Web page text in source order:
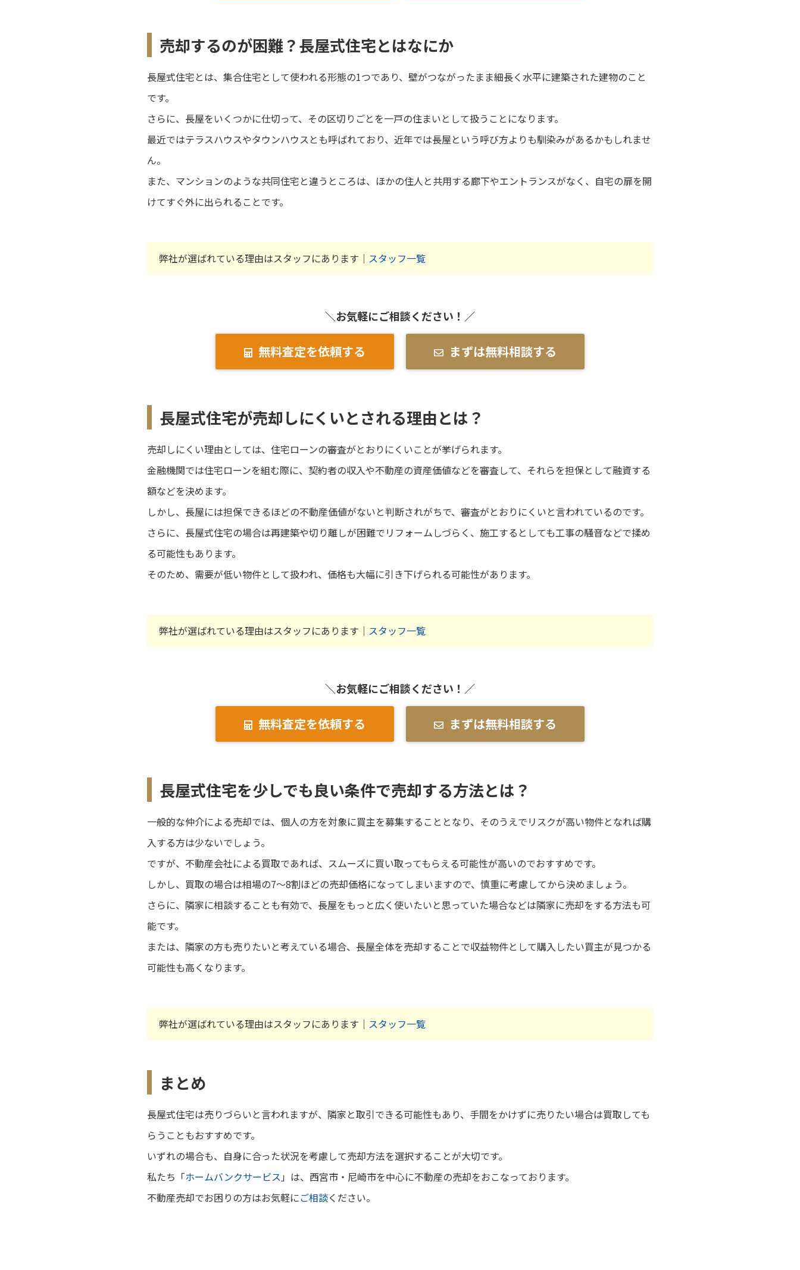
売却するのが困難？長屋式住宅とはなにか
長屋式住宅とは、集合住宅として使われる形態の1つであり、壁がつながったまま細長く水平に建築された建物のこと
です。
さらに、長屋をいくつかに仕切って、その区切りごとを一戸の住まいとして扱うことになります。
最近ではテラスハウスやタウンハウスとも呼ばれており、近年では長屋という呼び方よりも馴染みがあるかもしれませ
ん。
また、マンションのような共同住宅と違うところは、ほかの住人と共用する廊下やエントランスがなく、自宅の扉を開
けてすぐ外に出られることです。
弊社が選ばれている理由はスタッフにあります｜ スタッフ一覧
＼お気軽にご相談ください！／
無料査定を依頼する まずは無料相談する
長屋式住宅が売却しにくいとされる理由とは？
売却しにくい理由としては、住宅ローンの審査がとおりにくいことが挙げられます。
金融機関では住宅ローンを組む際に、契約者の収入や不動産の資産価値などを審査して、それらを担保として融資する
額などを決めます。
しかし、長屋には担保できるほどの不動産価値がないと判断されがちで、審査がとおりにくいと言われているのです。
さらに、長屋式住宅の場合は再建築や切り離しが困難でリフォームしづらく、施工するとしても工事の騒音などで揉め
る可能性もあります。
そのため、需要が低い物件として扱われ、価格も大幅に引き下げられる可能性があります。
弊社が選ばれている理由はスタッフにあります｜ スタッフ一覧
＼お気軽にご相談ください！／
無料査定を依頼する まずは無料相談する
長屋式住宅を少しでも良い条件で売却する方法とは？
一般的な仲介による売却では、個人の方を対象に買主を募集することとなり、そのうえでリスクが高い物件となれば購
入する方は少ないでしょう。
ですが、不動産会社による買取であれば、スムーズに買い取ってもらえる可能性が高いのでおすすめです。
しかし、買取の場合は相場の7〜8割ほどの売却価格になってしまいますので、慎重に考慮してから決めましょう。
さらに、隣家に相談することも有効で、長屋をもっと広く使いたいと思っていた場合などは隣家に売却をする方法も可
能です。
または、隣家の方も売りたいと考えている場合、長屋全体を売却することで収益物件として購入したい買主が見つかる
可能性も高くなります。
弊社が選ばれている理由はスタッフにあります｜ スタッフ一覧
まとめ
長屋式住宅は売りづらいと言われますが、隣家と取引できる可能性もあり、手間をかけずに売りたい場合は買取しても
らうこともおすすめです。
いずれの場合も、自身に合った状況を考慮して売却方法を選択することが大切です。
私たち「ホームバンクサービス 」は、西宮市・尼崎市を中心に不動産の売却をおこなっております。
不動産売却でお困りの方はお気軽にご相談ください。